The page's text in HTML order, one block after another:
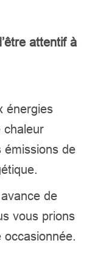
attentif à
énergies
chaleur
émissions de
de
vous prions